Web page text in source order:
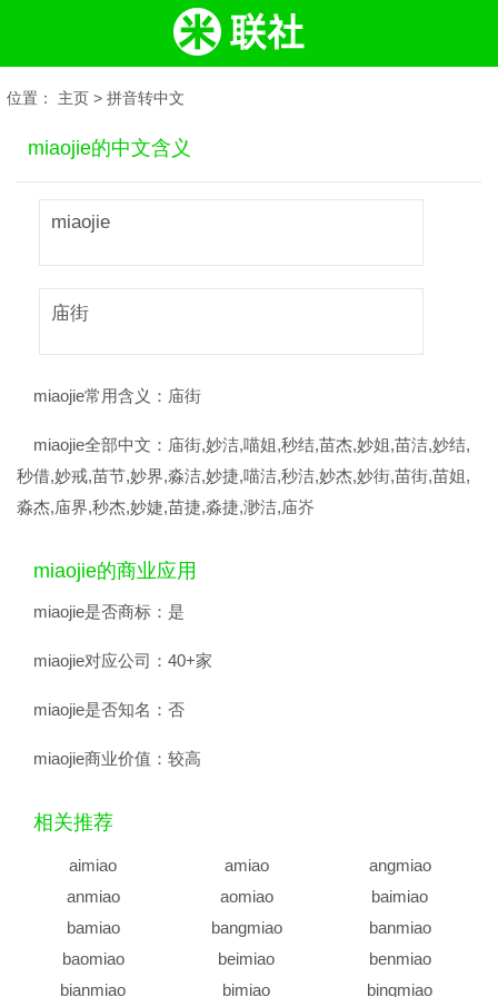
位置： 主页 > 拼音转中文
miaojie的中文含义
miaojie
庙街
miaojie常用含义： 庙街
miaojie全部中文： 庙街,妙洁,喵姐,秒结,苗杰,妙姐,苗洁,妙结,
秒借,妙戒,苗节,妙界,淼洁,妙捷,喵洁,秒洁,妙杰,妙街,苗街,苗姐,
淼杰,庙界,秒杰,妙婕,苗捷,淼捷,渺洁,庙岕
miaojie的商业应用
miaojie是否商标： 是
miaojie对应公司： 40+家
miaojie是否知名： 否
miaojie商业价值： 较高
相关推荐
aimiao amiao
angmiao
anmiao
aomiao
baimiao
bamiao
bangmiao
banmiao
baomiao
beimiao
benmiao
bianmiao
bimiao bingmiao